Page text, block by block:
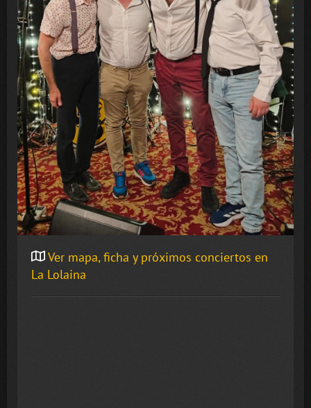
Ver mapa, ficha y próximos conciertos en
La Lolaina